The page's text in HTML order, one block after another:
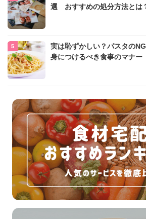
選 おすすめの処分方法とは
実は恥ずかしい？パスタの
身につけるべき食事のマナー